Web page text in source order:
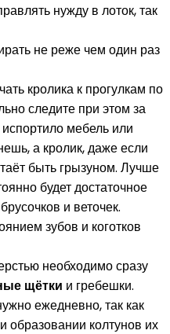
нужду в лоток, так
не реже чем один раз
кролика к прогулкам по
следите при этом за
мебель или
а кролик, даже если
быть грызуном. Лучше
будет достаточное
и веточек.
зубов и коготков
необходимо сразу
щётки и гребешки.
ежедневно, так как
образовании колтунов их